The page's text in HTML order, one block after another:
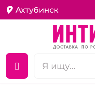
Ахтубинск